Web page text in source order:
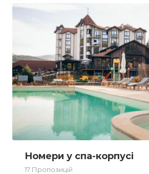
Номери у спа-корпусі
17 Пропозицій